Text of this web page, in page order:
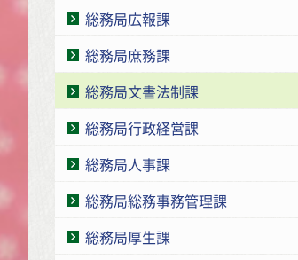
総務局広報課
総務局庶務課
総務局文書法制課
総務局行政経営課
総務局人事課
総務局総務事務管理課
総務局厚生課